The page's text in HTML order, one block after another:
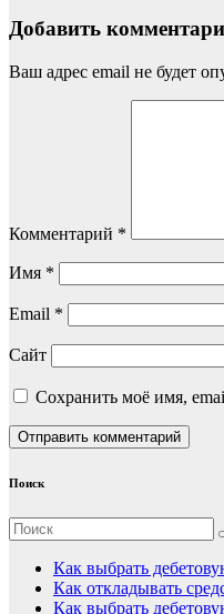
Добавить
Ваш адрес email не будет
Комментарий *
Имя *
Email *
Сайт
Сохранить моё имя,
Поиск
Как выбрать
Как откладывать
Как выбрать